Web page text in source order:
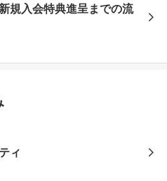
規入会特典進呈までの流
ィ